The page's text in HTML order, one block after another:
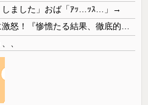
しました」おば「ｱｯ…ｯｽ…」→
、